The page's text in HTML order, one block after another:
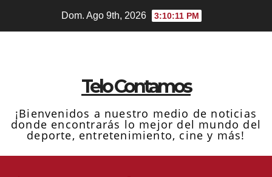
Dom. Ago 9th, 2026 3:10:12 PM
Telo Contamos
¡Bienvenidos a nuestro medio de noticias
donde encontrarás lo mejor del mundo del
deporte, entretenimiento, cine y más!